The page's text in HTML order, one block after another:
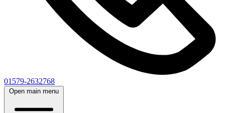
01579-2632768
Open main menu